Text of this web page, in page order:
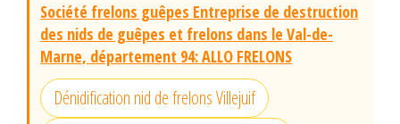
Société frelons guêpes Entreprise de destruction
des nids de guêpes et frelons dans le Val-de-
Marne, département 94: ALLO FRELONS
Dénidification nid de frelons Villejuif